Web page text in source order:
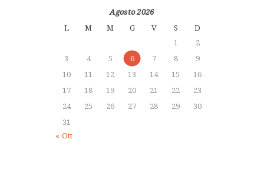
Agosto 2026
L
M M G V S
D
1
2
3
4 5 6 7 8
9
10
11 12 13 14 15
16
17
18 19 20 21 22
23
24
25 26 27 28 29
30
31
« Ott